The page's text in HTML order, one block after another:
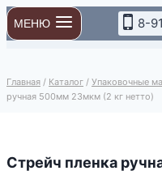
Перейти
к
содержимому
МЕНЮ 8-
Главная / Каталог / Упаковочные
ручная 500мм 23мкм (2 кг нетто)
Стрейч пленка